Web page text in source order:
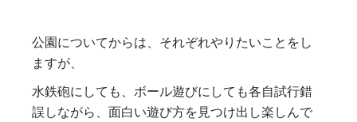
公園についてからは、それぞれやりたいことをし
ますが、
水鉄砲にしても、ボール遊びにしても各自試行錯
誤しながら、面白い遊び方を見つけ出し楽しんで